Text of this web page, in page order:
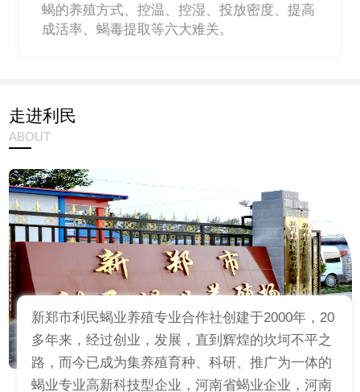
蝎的养殖方式、控温、控湿、投放密度、提高
成活率、蝎毒提取等六大难关。
走进利民
ABOUT
新郑市利民蝎业养殖专业合作社创建于2000年，20
多年来，经过创业，发展，直到辉煌的坎坷不平之
路，而今已成为集养殖育种、科研、推广为一体的
蝎业专业高新科技型企业，河南省蝎业企业，河南